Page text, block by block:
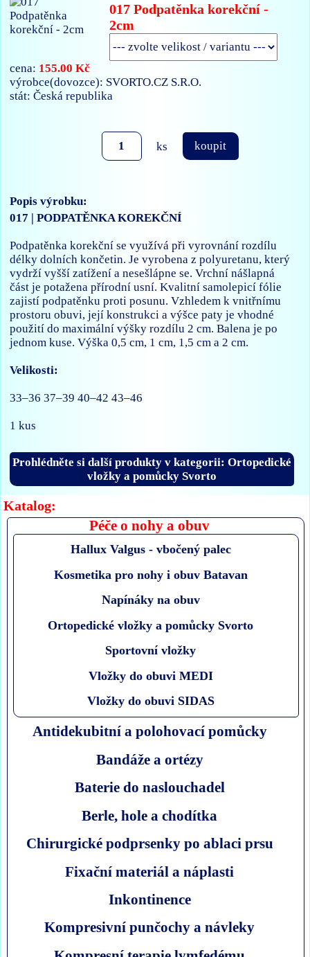
Katalog:
Péče o nohy a obuv
Hallux Valgus - vbočený palec
Kosmetika pro nohy i obuv Batavan
Napínáky na obuv
Ortopedické vložky a pomůcky Svorto
Sportovní vložky
Vložky do obuvi MEDI
Vložky do obuvi SIDAS
Antidekubitní a polohovací pomůcky
Bandáže a ortézy
Baterie do naslouchadel
Berle, hole a chodítka
Chirurgické podprsenky po ablaci prsu
Fixační materiál a náplasti
Inkontinence
Kompresivní punčochy a návleky
017 Podpatěnka korekční -
2cm
cena: 155.00 Kč
výrobce(dovozce): SVORTO.CZ S.R.O.
stát: Česká republika
ks koupit
Popis výrobku:
017 | PODPATĚNKA KOREKČNÍ
Podpatěnka korekční se využívá při vyrovnání rozdílu
délky dolních končetin. Je vyrobena z polyuretanu, který
vydrží vyšší zatížení a nesešlápne se. Vrchní nášlapná
část je potažena přírodní usní. Kvalitní samolepicí fólie
zajistí podpatěnku proti posunu. Vzhledem k vnitřnímu
prostoru obuvi, její konstrukci a výšce paty je vhodné
použití do maximální výšky rozdílu 2 cm. Balena je po
jednom kuse. Výška 0,5 cm, 1 cm, 1,5 cm a 2 cm.
Velikosti:
33–36 37–39 40–42 43–46
1 kus
Prohlédněte si další produkty v kategorii: Ortopedické
vložky a pomůcky Svorto